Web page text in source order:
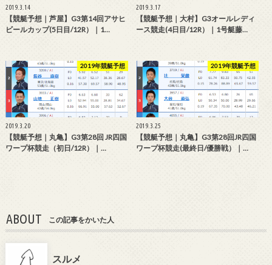
2019.3.14
【競艇予想｜芦屋】G3第14回アサヒ
ビールカップ(5日目/12R）｜1…
2019.3.17
【競艇予想｜大村】G3オールレディ
ース競走(4日目/12R）｜1号艇藤…
2019年競艇予想
2019.3.20
【競艇予想｜丸亀】G3第28回 JR四国
ワープ杯競走（初日/12R）｜…
2019年競艇予想
2019.3.25
【競艇予想｜丸亀】G3第28回JR四国
ワープ杯競走(最終日/優勝戦）｜…
ABOUT この記事をかいた人
スルメ